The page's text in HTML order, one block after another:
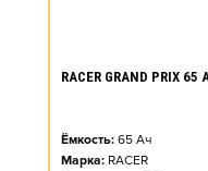
RACER GRAND PRIX
Ёмкость: 65 Ач
Марка: RACER